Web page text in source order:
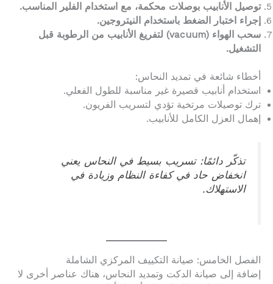
توصيل الأنابيب بوصلات محكمة، مع استخدام الفلير المناسب.
إجراء اختبار الضغط باستخدام النيتروجين.
سحب الهواء (vacuum) لتفريغ الأنابيب من الرطوبة قبل
التشغيل.
أخطاء شائعة في تمديد النحاس:
استخدام أنابيب قصيرة غير مناسبة للطول الفعلي.
ترك توصيلات مرتخية تؤدي لتسريب الفريون.
إهمال العزل الكامل للأنابيب.
تذكّر دائمًا: تسريب بسيط في النحاس يعني
انخفاض حاد في كفاءة النظام وزيادة في
الاستهلاك.
الفصل الخامس: صيانة التكييف المركزي الشاملة
إضافة إلى صيانة الدكت وتمديد النحاس، هناك عناصر أخرى لا